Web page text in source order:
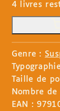
4 livres
Genre :
Taille de
Nombre
EAN :